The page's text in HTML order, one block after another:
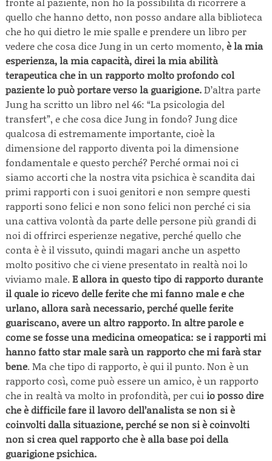
quello che hanno detto, non posso andare alla biblioteca
che ho qui dietro le mie spalle e prendere un libro per
vedere che cosa dice Jung in un certo momento, è la mia
esperienza, la mia capacità, direi la mia abilità
terapeutica che in un rapporto molto profondo col
paziente lo può portare verso la guarigione.D’altra parte
Jung ha scritto un libro nel 46: “La psicologia del
transfert”, e che cosa dice Jung in fondo? Jung dice
qualcosa di estremamente importante, cioè la
dimensione del rapporto diventa poi la dimensione
fondamentale e questo perché? Perché ormai noi ci
siamo accorti che la nostra vita psichica è scandita dai
primi rapporti con i suoi genitori e non sempre questi
rapporti sono felici e non sono felici non perché ci sia
una cattiva volontà da parte delle persone più grandi di
noi di offrirci esperienze negative, perché quello che
conta è è il vissuto, quindi magari anche un aspetto
molto positivo che ci viene presentato in realtà noi lo
viviamo male. E allora in questo tipo di rapporto durante
il quale io ricevo delle ferite che mi fanno male e che
urlano, allora sarà necessario, perché quelle ferite
guariscano, avere un altro rapporto. In altre parole e
come se fosse una medicina omeopatica: se i rapporti mi
hanno fatto star male sarà un rapporto che mi farà star
bene. Ma che tipo di rapporto, è qui il punto. Non è un
rapporto così, come può essere un amico, è un rapporto
che in realtà va molto in profondità, per cuiio posso dire
che è difficile fare il lavoro dell’analista se non si è
coinvolti dalla situazione, perché se non si è coinvolti
non si crea quel rapporto che è alla base poi della
guarigione psichica.